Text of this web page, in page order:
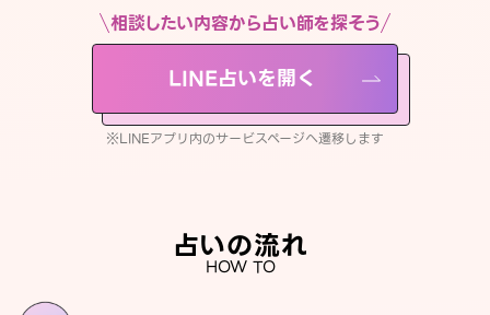
相談したい内容から占い師を探そう
LINE占いを開く
※LINEアプリ内のサービスページへ遷移します
占いの流れ
HOW TO